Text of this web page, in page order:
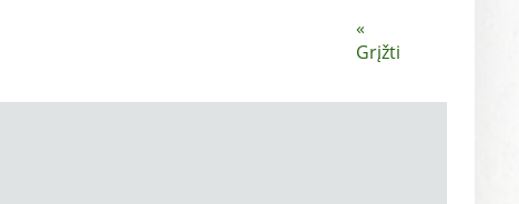
«
Grįžti